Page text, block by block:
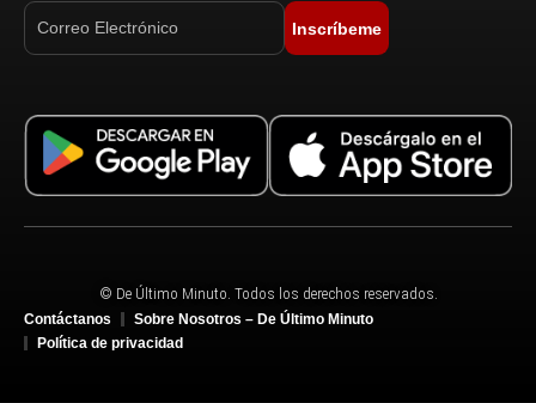
Inscríbeme
© De Último Minuto. Todos los derechos reservados.
Contáctanos
Sobre Nosotros – De Último Minuto
Política de privacidad